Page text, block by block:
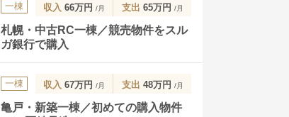
一棟 収入 66万円 /月 支出 65万円 /月
札幌・中古RC一棟／競売物件をスル
ガ銀行で購入
一棟 収入 67万円 /月 支出 48万円 /月
亀戸・新築一棟／初めての購入物件